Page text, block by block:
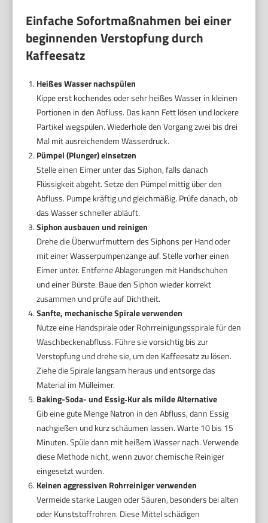
Einfache Sofortmaßnahmen bei einer
beginnenden Verstopfung durch
Kaffeesatz
Heißes Wasser nachspülen
Kippe erst kochendes oder sehr heißes Wasser in kleinen
Portionen in den Abfluss. Das kann Fett lösen und lockere
Partikel wegspülen. Wiederhole den Vorgang zwei bis drei
Mal mit ausreichendem Wasserdruck.
Pümpel (Plunger) einsetzen
Stelle einen Eimer unter das Siphon, falls danach
Flüssigkeit abgeht. Setze den Pümpel mittig über den
Abfluss. Pumpe kräftig und gleichmäßig. Prüfe danach, ob
das Wasser schneller abläuft.
Siphon ausbauen und reinigen
Drehe die Überwurfmuttern des Siphons per Hand oder
mit einer Wasserpumpenzange auf. Stelle vorher einen
Eimer unter. Entferne Ablagerungen mit Handschuhen
und einer Bürste. Baue den Siphon wieder korrekt
zusammen und prüfe auf Dichtheit.
Sanfte, mechanische Spirale verwenden
Nutze eine Handspirale oder Rohrreinigungsspirale für den
Waschbeckenabfluss. Führe sie vorsichtig bis zur
Verstopfung und drehe sie, um den Kaffeesatz zu lösen.
Ziehe die Spirale langsam heraus und entsorge das
Material im Mülleimer.
Baking-Soda- und Essig‑Kur als milde Alternative
Gib eine gute Menge Natron in den Abfluss, dann Essig
nachgießen und kurz schäumen lassen. Warte 10 bis 15
Minuten. Spüle dann mit heißem Wasser nach. Verwende
diese Methode nicht, wenn zuvor chemische Reiniger
eingesetzt wurden.
Keinen aggressiven Rohrreiniger verwenden
Vermeide starke Laugen oder Säuren, besonders bei alten
oder Kunststoffrohren. Diese Mittel schädigen